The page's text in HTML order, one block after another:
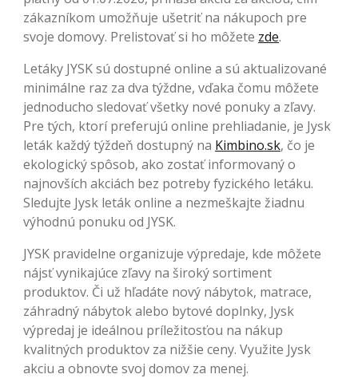
zákazníkom umožňuje ušetriť na nákupoch pre
svoje domovy. Prelistovať si ho môžete zde.
Letáky JYSK sú dostupné online a sú aktualizované
minimálne raz za dva týždne, vďaka čomu môžete
jednoducho sledovať všetky nové ponuky a zľavy.
Pre tých, ktorí preferujú online prehliadanie, je Jysk
leták každý týždeň dostupný na Kimbino.sk, čo je
ekologický spôsob, ako zostať informovaný o
najnovších akciách bez potreby fyzického letáku.
Sledujte Jysk leták online a nezmeškajte žiadnu
výhodnú ponuku od JYSK.
JYSK pravidelne organizuje výpredaje, kde môžete
nájsť vynikajúce zľavy na široký sortiment
produktov. Či už hľadáte nový nábytok, matrace,
záhradný nábytok alebo bytové doplnky, Jysk
výpredaj je ideálnou príležitosťou na nákup
kvalitných produktov za nižšie ceny. Využite Jysk
akciu a obnovte svoj domov za menej.